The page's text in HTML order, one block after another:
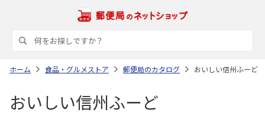
ホーム 食品・グルメストア 郵便局のカタログ おいしい信州ふーど
おいしい信州ふーど